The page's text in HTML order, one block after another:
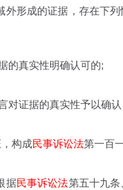
形成的证据，存在下列
真实性明确认可的;
证据的真实性予以确认
构成民事诉讼法第一百
据民事诉讼法第五十九